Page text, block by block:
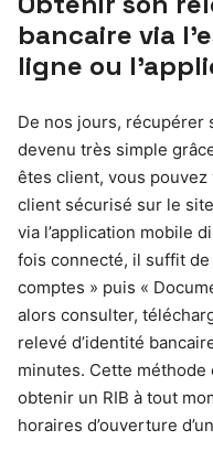
bancaire via
ligne ou
De nos jours, récupérer
devenu très simple
êtes client, vous
client sécurisé sur le
via l’application mobile
fois connecté, il suffit
comptes » puis «
alors consulter,
relevé d’identité
minutes. Cette
obtenir un RIB à tout
horaires d’ouverture